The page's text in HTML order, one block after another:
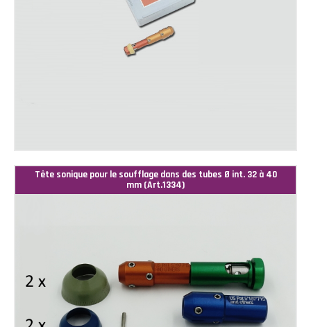
Tête sonique pour le soufflage dans des tubes Ø int. 32 à 40
mm (Art.1334)